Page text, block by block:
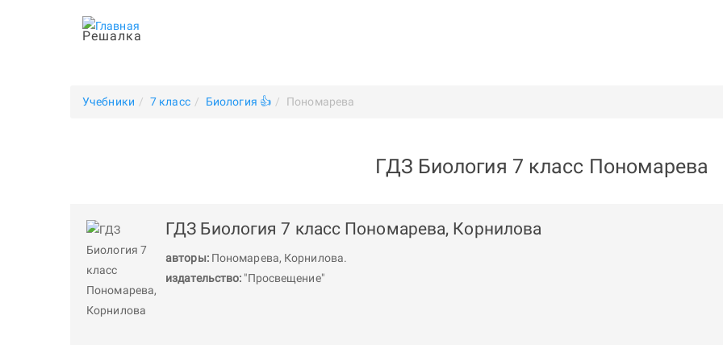
Решалка
Учебники 7 класс Биология 👍 Пономарева
ГДЗ Биология 7 класс Пономарева
ГДЗ Биология 7 класс Пономарева, Корнилова
авторы: Пономарева, Корнилова.
издательство: "Просвещение"